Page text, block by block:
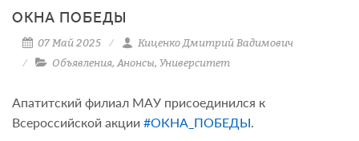
ОКНА ПОБЕДЫ
07 Май 2025
Киценко Дмитрий Вадимович
Объявления, Анонсы, Университет
Апатитский филиал МАУ присоединился к
Всероссийской акции #ОКНА_ПОБЕДЫ.